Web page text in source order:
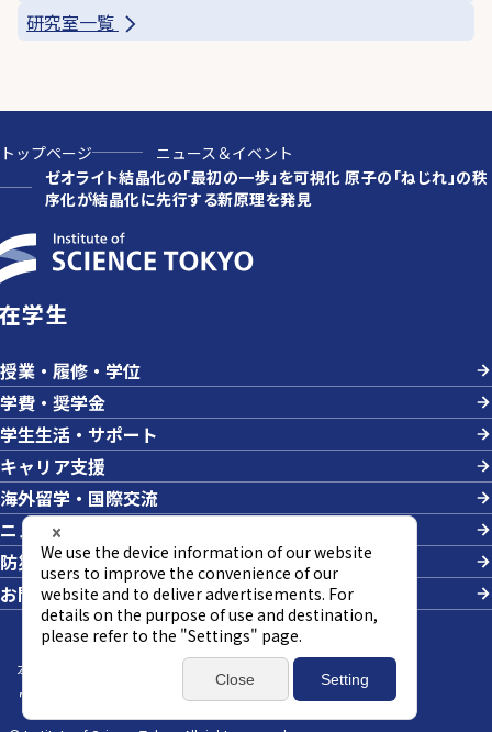
研究室一覧
トップページ
ニュース＆イベント
ゼオライト結晶化の「最初の一歩」を可視化 原子の「ねじれ」の秩
序化が結晶化に先行する新原理を発見
在学生
授業・履修・学位
学費・奨学金
学生生活・サポート
キャリア支援
海外留学・国際交流
ニュース＆イベント
防災・危機管理
お問い合わせ
本サイトについて
個人情報の取り扱い
ウェブアクセシビリティ方針